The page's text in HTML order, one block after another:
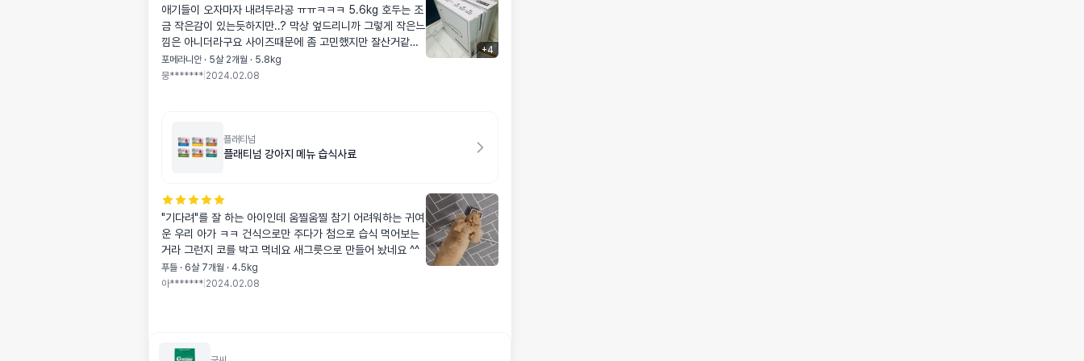
애기들이 오자마자 내려두라공 ㅠㅠㅋㅋㅋ 5.6kg 호두는 조
금 작은감이 있는듯하지만..? 막상 엎드리니까 그렇게 작은느
낌은 아니더라구요 사이즈때문에 좀 고민했지만 잘산거같아
요 ㅎㅎ
포메라니안 · 5살 2개월 · 5.8kg
뭉******* 2024.02.08
+4
플래티넘
플래티넘 강아지 메뉴 습식사료
"기다려"를 잘 하는 아이인데 움찔움찔 참기 어려워하는 귀여
운 우리 아가 ㅋㅋ 건식으로만 주다가 첨으로 습식 먹어보는
거라 그런지 코를 박고 먹네요 새그릇으로 만들어 놨네요 ^^
푸들 · 6살 7개월 · 4.5kg
아******* 2024.02.08